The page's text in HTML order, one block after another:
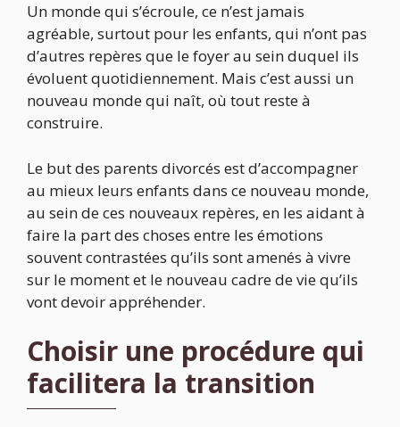
Un monde qui s’écroule, ce n’est jamais
agréable, surtout pour les enfants, qui n’ont pas
d’autres repères que le foyer au sein duquel ils
évoluent quotidiennement. Mais c’est aussi un
nouveau monde qui naît, où tout reste à
construire.
Le but des parents divorcés est d’accompagner
au mieux leurs enfants dans ce nouveau monde,
au sein de ces nouveaux repères, en les aidant à
faire la part des choses entre les émotions
souvent contrastées qu’ils sont amenés à vivre
sur le moment et le nouveau cadre de vie qu’ils
vont devoir appréhender.
Choisir une procédure qui
facilitera la transition